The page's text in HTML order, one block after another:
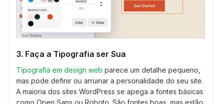
3. Faça a Tipografia ser Sua
Tipografia em design web parece um detalhe pequeno,
mas pode definir ou arruinar a personalidade do seu site.
A maioria dos sites WordPress se apega a fontes básicas
como Open Sans ou Roboto. São fontes boas, mas estão